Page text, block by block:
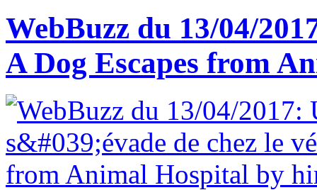
WebBuzz du 13/04/
A Dog Escapes from